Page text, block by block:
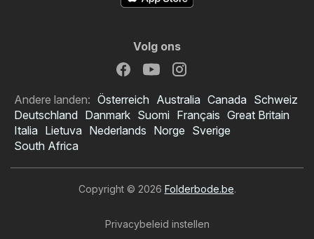
Volg ons
Andere landen: Österreich Australia Canada Schweiz
Deutschland Danmark Suomi Français Great Britain
Italia Lietuva Nederlands Norge Sverige
South Africa
Copyright © 2026 Folderbode.be.
Privacybeleid instellen